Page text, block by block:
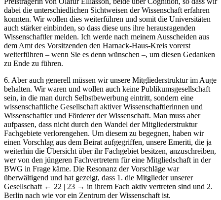
dabei die unterschiedlichen Sichtweisen der Wissenschaft erfahren
konnten. Wir wollen dies weiterführen und somit die Universitäten
auch stärker einbinden, so dass diese uns ihre herausragenden
Wissenschaftler melden. Ich werde nach meinem Ausscheiden aus
dem Amt des Vorsitzenden den Harnack-Haus-Kreis vorerst
weiterführen – wenn Sie es denn wünschen –, um diesen Gedanken
zu Ende zu führen.
6. Aber auch generell müssen wir unsere Mitgliederstruktur im Auge
behalten. Wir waren und wollen auch keine Publikumsgesellschaft
sein, in die man durch Selbstbewerbung eintritt, sondern eine
wissenschaftliche Gesellschaft aktiver Wissenschaftlerinnen und
Wissenschaftler und Förderer der Wissenschaft. Man muss aber
aufpassen, dass nicht durch den Wandel der Mitgliederstruktur
Fachgebiete verlorengehen. Um diesem zu begegnen, haben wir
einen Vorschlag aus dem Beirat aufgegriffen, unsere Emeriti, die ja
weiterhin die Übersicht über ihr Fachgebiet besitzen, anzuschreiben,
wer von den jüngeren Fachvertretern für eine Mitgliedschaft in der
BWG in Frage käme. Die Resonanz der Vorschläge war
überwältigend und hat gezeigt, dass 1. die Mitglieder unserer
Gesellschaft ← 22 | 23 → in ihrem Fach aktiv vertreten sind und 2.
Berlin nach wie vor ein Zentrum der Wissenschaft ist.